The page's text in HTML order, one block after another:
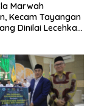
Marwah
Kecam Tayangan
Dinilai Lecehkan